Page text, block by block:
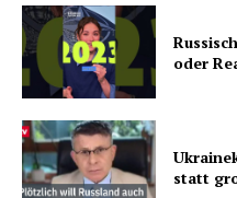
oder
statt